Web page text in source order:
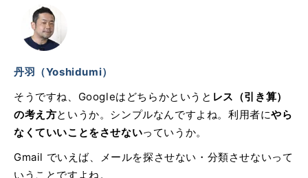
丹羽（Yoshidumi）
そうですね、Googleはどちらかというと レス（引き算）
の考え方というか。シンプルなんですよね。利用者にやら
なくていいことをさせないっていうか。
Gmail でいえば、メールを探させない・分類させないって
いうことですよね。